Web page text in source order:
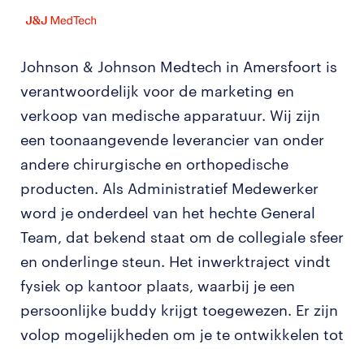
Johnson & Johnson Medtech in Amersfoort is
verantwoordelijk voor de marketing en
verkoop van medische apparatuur. Wij zijn
een toonaangevende leverancier van onder
andere chirurgische en orthopedische
producten. Als Administratief Medewerker
word je onderdeel van het hechte General
Team, dat bekend staat om de collegiale sfeer
en onderlinge steun. Het inwerktraject vindt
fysiek op kantoor plaats, waarbij je een
persoonlijke buddy krijgt toegewezen. Er zijn
volop mogelijkheden om je te ontwikkelen tot